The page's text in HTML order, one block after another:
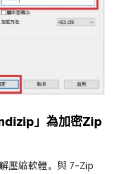
」為加密Zip
壓縮軟體。與 7-Zip